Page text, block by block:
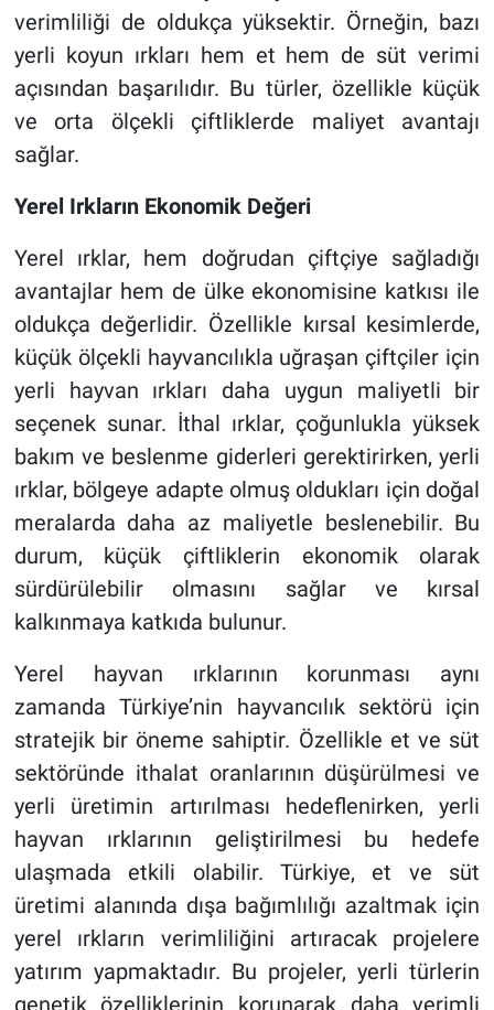
verimliliği de oldukça yüksektir. Örneğin, bazı
yerli koyun ırkları hem et hem de süt verimi
açısından başarılıdır. Bu türler, özellikle küçük
ve orta ölçekli çiftliklerde maliyet avantajı
sağlar.
Yerel Irkların Ekonomik Değeri
Yerel ırklar, hem doğrudan çiftçiye sağladığı
avantajlar hem de ülke ekonomisine katkısı ile
oldukça değerlidir. Özellikle kırsal kesimlerde,
küçük ölçekli hayvancılıkla uğraşan çiftçiler için
yerli hayvan ırkları daha uygun maliyetli bir
seçenek sunar. İthal ırklar, çoğunlukla yüksek
bakım ve beslenme giderleri gerektirirken, yerli
ırklar, bölgeye adapte olmuş oldukları için doğal
meralarda daha az maliyetle beslenebilir. Bu
durum, küçük çiftliklerin ekonomik olarak
sürdürülebilir olmasını sağlar ve kırsal
kalkınmaya katkıda bulunur.
Yerel hayvan ırklarının korunması aynı
zamanda Türkiye’nin hayvancılık sektörü için
stratejik bir öneme sahiptir. Özellikle et ve süt
sektöründe ithalat oranlarının düşürülmesi ve
yerli üretimin artırılması hedeflenirken, yerli
hayvan ırklarının geliştirilmesi bu hedefe
ulaşmada etkili olabilir. Türkiye, et ve süt
üretimi alanında dışa bağımlılığı azaltmak için
yerel ırkların verimliliğini artıracak projelere
yatırım yapmaktadır. Bu projeler, yerli türlerin
genetik özelliklerinin korunarak daha verimli